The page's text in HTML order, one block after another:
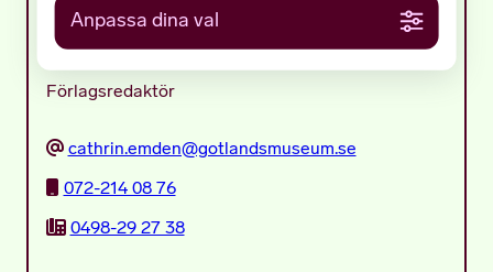
Cathrin Emdén (tjänstledig)
Förlagsredaktör
cathrin.emden@gotlandsmuseum.se
072-214 08 76
0498-29 27 38
Anpassa dina val